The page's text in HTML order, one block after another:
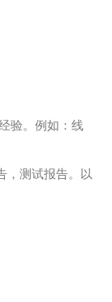
验。例如：线
，测试报告。以